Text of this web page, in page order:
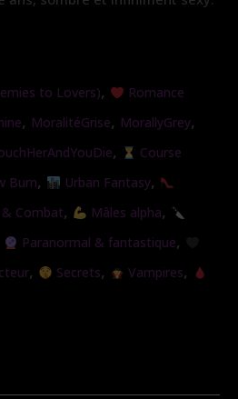
to Lovers),
Romance
, MoralitéGrise, MorallyGrey,
,
Course
Burn, Urban Fantasy,
Combat, Mâles alpha,
Paranormal & fantastique,
, Secrets, Vampires,